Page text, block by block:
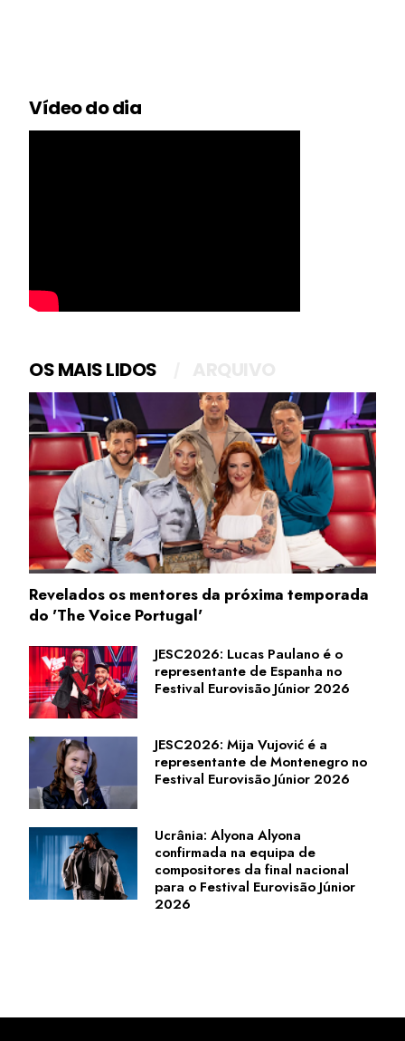
Vídeo do dia
OS MAIS LIDOS
Revelados os mentores da próxima temporada
do 'The Voice Portugal'
JESC2026: Lucas Paulano é o
representante de Espanha no
Festival Eurovisão Júnior 2026
JESC2026: Mija Vujović é a
representante de Montenegro no
Festival Eurovisão Júnior 2026
Ucrânia: Alyona Alyona
confirmada na equipa de
compositores da final nacional
para o Festival Eurovisão Júnior
2026